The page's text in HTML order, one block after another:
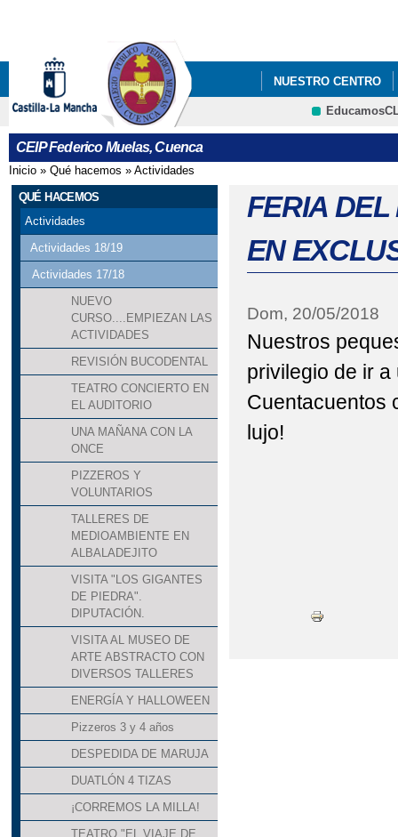
NUESTRO CENTRO
CEIP Federico Muelas, Cuenca
Se encuentra usted aquí
Inicio » Qué hacemos » Actividades
QUÉ HACEMOS
Actividades
Actividades 18/19
Actividades 17/18
NUEVO
CURSO....EMPIEZAN LAS
ACTIVIDADES
REVISIÓN BUCODENTAL
TEATRO CONCIERTO EN
EL AUDITORIO
UNA MAÑANA CON LA
ONCE
PIZZEROS Y
VOLUNTARIOS
TALLERES DE
MEDIOAMBIENTE EN
ALBALADEJITO
VISITA "LOS GIGANTES
DE PIEDRA".
DIPUTACIÓN.
VISITA AL MUSEO DE
ARTE ABSTRACTO CON
DIVERSOS TALLERES
ENERGÍA Y HALLOWEEN
Pizzeros 3 y 4 años
DESPEDIDA DE MARUJA
DUATLÓN 4 TIZAS
¡CORREMOS LA MILLA!
TEATRO "EL VIAJE DE
FERIA
EN
Dom, 20/05/2018
Nuestros
privilegio de ir
Cuentacuentos
lujo!